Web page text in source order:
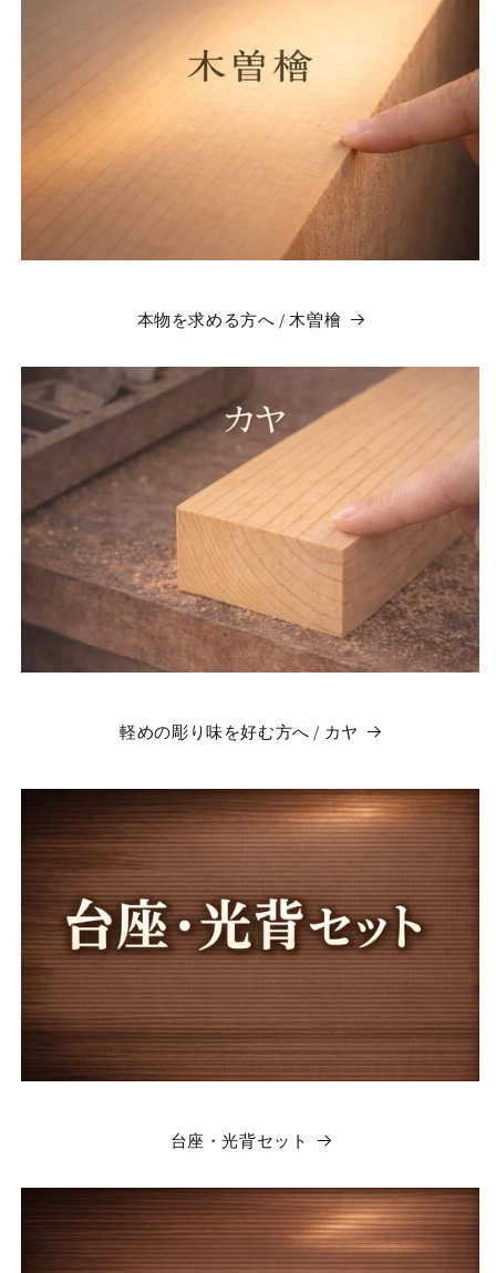
本物を求める方へ / 木曽檜
軽めの彫り味を好む方へ / カヤ
台座・光背セット